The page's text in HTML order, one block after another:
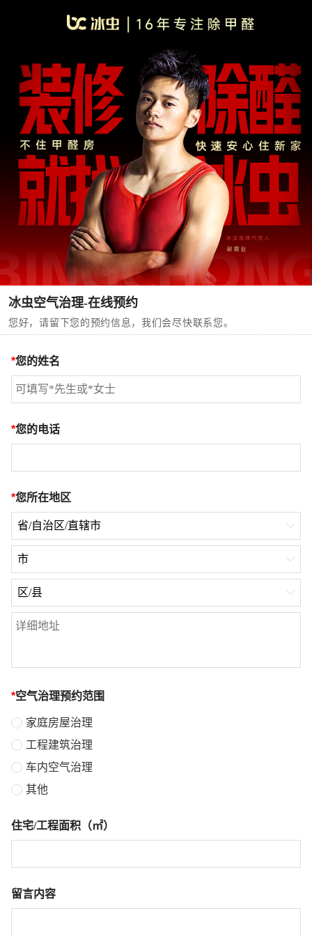
冰虫空气治理-在线预约
您好，请留下您的预约信息，我们会尽快联系您。
*您的姓名
*您的电话
*您所在地区
省/自治区/直辖市 
市 
区/县 
*空气治理预约范围
家庭房屋治理
工程建筑治理
车内空气治理
其他
住宅/工程面积（㎡）
留言内容